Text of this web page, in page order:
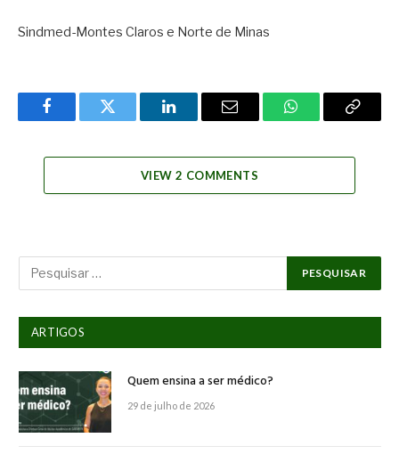
Sindmed-Montes Claros e Norte de Minas
FacebookTwitter LinkedInEmail WhatsAppCopy
VIEW 2 COMMENTS
ARTIGOS
Quem ensina a ser médico?
29 de julho de 2026